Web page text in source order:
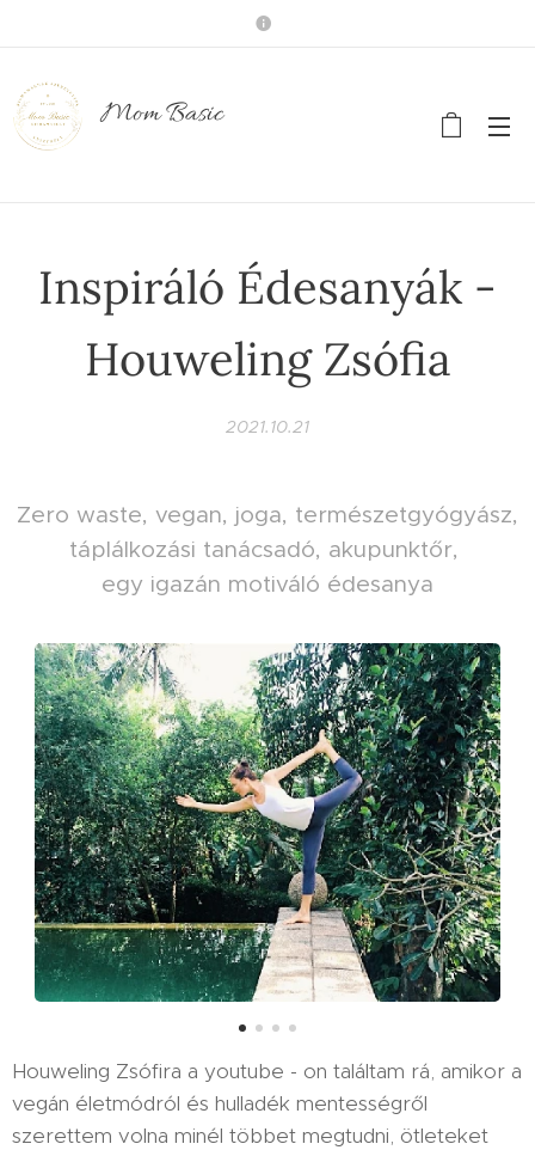
Mom Basic
Inspiráló Édesanyák -
Houweling Zsófia
2021.10.21
Zero waste, vegan, joga, természetgyógyász,
táplálkozási tanácsadó, akupunktőr,
egy igazán motiváló édesanya
Houweling Zsófira a youtube - on találtam rá, amikor a
vegán életmódról és hulladék mentességről
szerettem volna minél többet megtudni, ötleteket